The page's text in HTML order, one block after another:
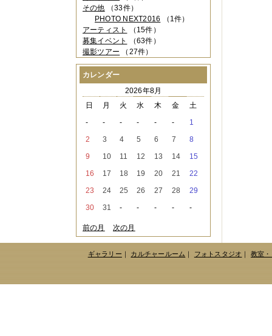
2022年02月（3件）
2022年01月（3件）
2021年12月（2件）
2021年11月（3件）
2021年10月
（1件）
2021年08月
2021年07月（1件）
（3件）
2021年05月（2件）
2021年02月 （1件）
2020年12月（3件）
2020年11月 （6件）
2020年09月（5件）
2020年08月
2020年06月（2件）
2020年04月（4件）
2020年03月（9件）
2020年02月（3件）
2020年01月（5件）
2019年12月（3件）
その他 （33件）
PHOTO NEXT2016 （1件）
アーティスト
（15件）
募集イベント
（63件）
撮影ツアー （27件）
カレンダー
2026年8月
日
月 火 水 木 金
土
-
- - - - -
1
2
3 4 5 6 7
8
9
10 11 12 13 14
15
16
17 18 19 20 21
22
23
24 25 26 27 28
29
30
31 - - - - -
前の月 次の月
ギャラリー｜ カルチャールーム｜ フォトスタジオ｜ 教室